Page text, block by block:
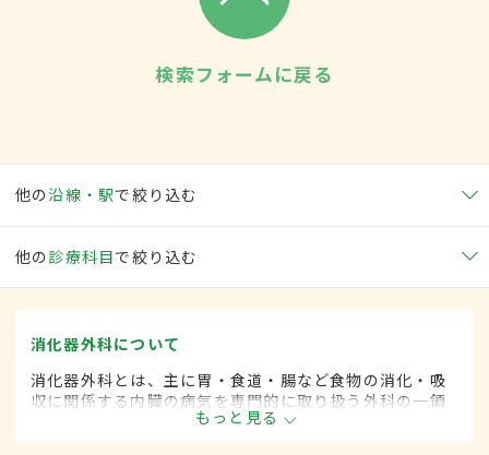
検索フォームに戻る
他の沿線・駅で絞り込む
他の 診療科目で絞り込む
消化器外科について
消化器外科とは、主に胃・食道・腸など食物の消化・吸
収に関係する内臓の病気を専門的に取り扱う外科の一領
域です。平成20年4月の制度改正前は、消化器科と呼ば
れていました。
もっと見る